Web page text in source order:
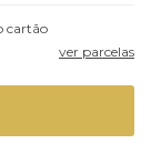
ver parcelas